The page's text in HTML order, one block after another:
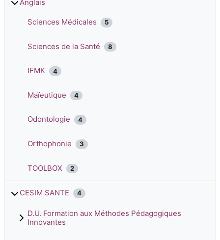
Anglais
Sciences Médicales 5
Sciences de la Santé 8
IFMK 4
Maïeutique 4
Odontologie 4
Orthophonie 3
TOOLBOX 2
CESIM SANTE 4
D.U. Formation aux Méthodes Pédagogiques
Innovantes